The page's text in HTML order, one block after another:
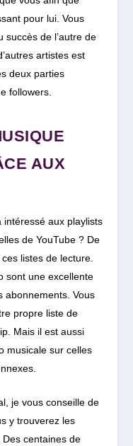
pour lui. Vous
succès de l’autre de
artistes est
deux parties
followers.
AUX
aux playlists
de YouTube ? De
listes de lecture.
sont une excellente
abonnements. Vous
propre liste de
Mais il est aussi
musicale sur celles
je vous conseille de
y trouverez les
centaines de